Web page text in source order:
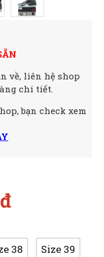
về, liên hệ shop
chi tiết.
bạn check xem
38 Size 39